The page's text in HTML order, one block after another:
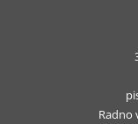
Radno